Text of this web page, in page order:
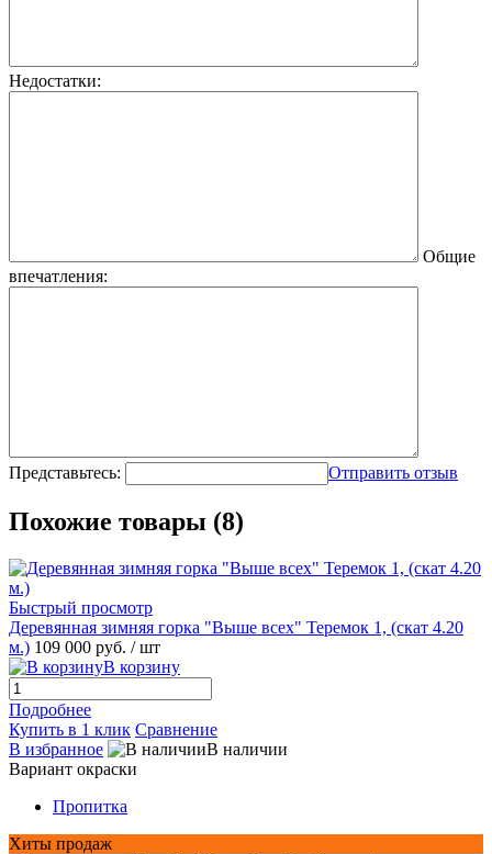
Недостатки:
Общие
впечатления:
Представьтесь: Отправить отзыв
Похожие товары (8)
Быстрый просмотр
Деревянная зимняя горка "Выше всех" Теремок 1, (скат 4.20
м.) 109 000 руб. / шт
В корзину
Подробнее
Купить в 1 клик Сравнение
В избранное
В наличии
Вариант окраски
Пропитка
Хиты продаж